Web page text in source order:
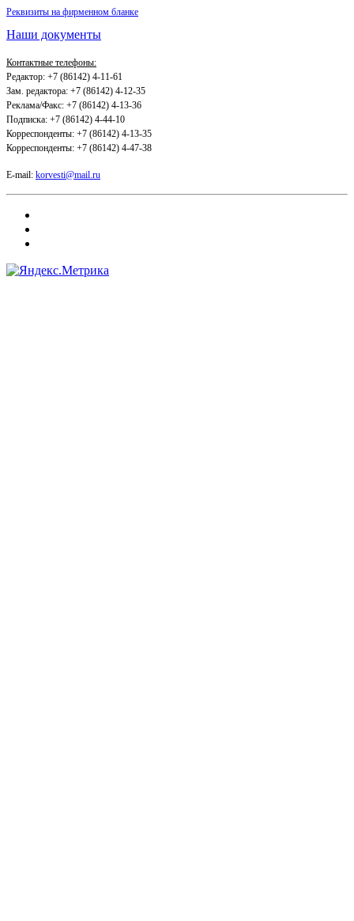
Реквизиты на фирменном бланке
Наши документы
Контактные телефоны:
Редактор: +7 (86142) 4-11-61
Зам. редактора: +7 (86142) 4-12-35
Реклама/Факс: +7 (86142) 4-13-36
Подписка: +7 (86142) 4-44-10
Корреспонденты: +7 (86142) 4-13-35
Корреспонденты: +7 (86142) 4-47-38
E-mail: korvesti@mail.ru